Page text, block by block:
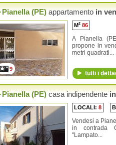
Pianella (PE) appartamento in
M2 86
A Pianella
propone in
metri quadrati...
9
tutti i
Pianella (PE) casa indipendente
LOCALI: 8
Vendesi a
in contrada
"Lampato...